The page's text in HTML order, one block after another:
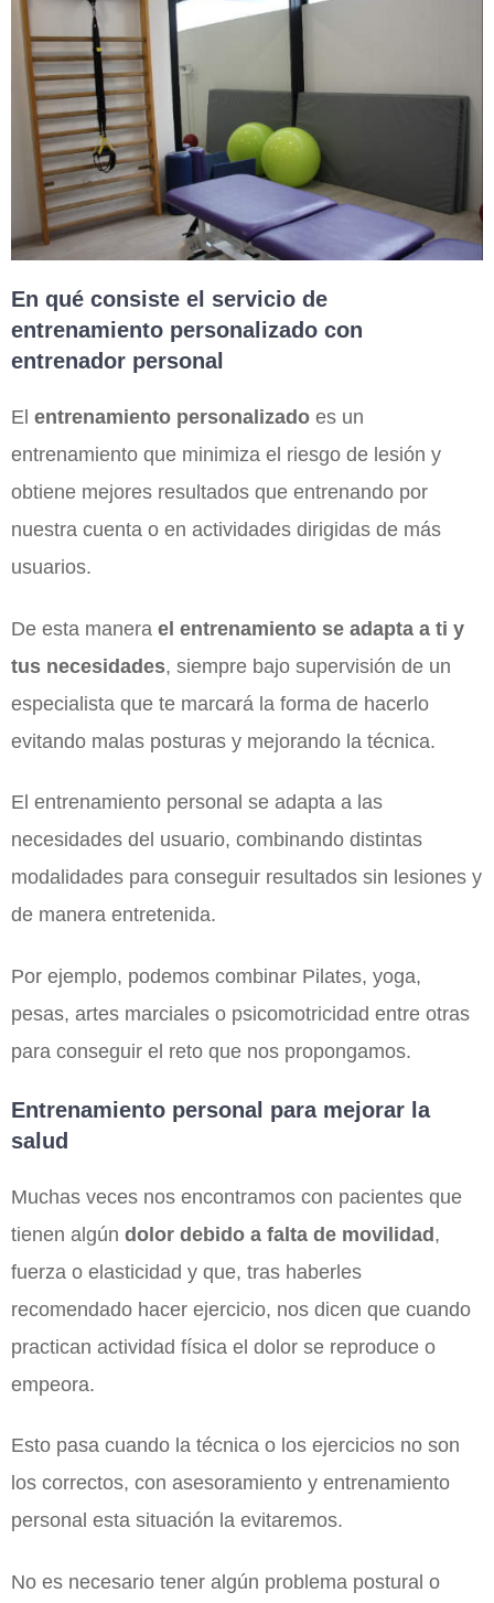
En qué consiste el servicio de
entrenamiento personalizado con
entrenador personal
El entrenamiento personalizado es un
entrenamiento que minimiza el riesgo de lesión y
obtiene mejores resultados que entrenando por
nuestra cuenta o en actividades dirigidas de más
usuarios.
De esta manera el entrenamiento se adapta a ti y
tus necesidades, siempre bajo supervisión de un
especialista que te marcará la forma de hacerlo
evitando malas posturas y mejorando la técnica.
El entrenamiento personal se adapta a las
necesidades del usuario, combinando distintas
modalidades para conseguir resultados sin lesiones y
de manera entretenida.
Por ejemplo, podemos combinar Pilates, yoga,
pesas, artes marciales o psicomotricidad entre otras
para conseguir el reto que nos propongamos.
Entrenamiento personal para mejorar la
salud
Muchas veces nos encontramos con pacientes que
tienen algún dolor debido a falta de movilidad,
fuerza o elasticidad y que, tras haberles
recomendado hacer ejercicio, nos dicen que cuando
practican actividad física el dolor se reproduce o
empeora.
Esto pasa cuando la técnica o los ejercicios no son
los correctos, con asesoramiento y entrenamiento
personal esta situación la evitaremos.
No es necesario tener algún problema postural o